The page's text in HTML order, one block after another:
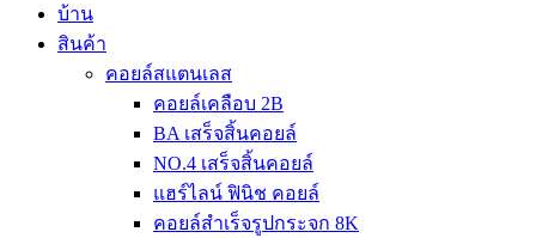
บ้าน
สินค้า
คอยล์สแตนเลส
คอยล์เคลือบ 2B
BA เสร็จสิ้นคอยล์
NO.4 เสร็จสิ้นคอยล์
แฮร์ไลน์ ฟินิช คอยล์
คอยล์สำเร็จรูปกระจก 8K